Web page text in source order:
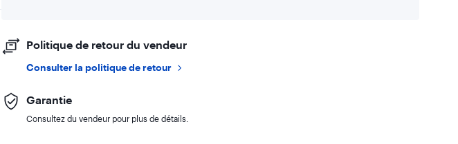
Politique de retour du vendeur
Consulter la politique de retour
Garantie
Consultez du vendeur pour plus de détails.